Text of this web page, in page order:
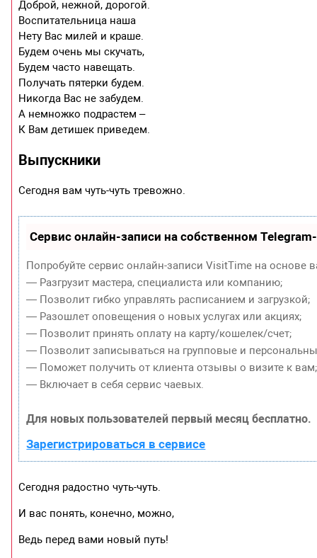
Доброй, нежной, дорогой.
Воспитательница наша
Нету Вас милей и краше.
Будем очень мы скучать,
Будем часто навещать.
Получать пятерки будем.
Никогда Вас не забудем.
А немножко подрастем –
К Вам детишек приведем.
Выпускники
Сегодня вам чуть-чуть тревожно.
Сервис онлайн-записи на собственном
Попробуйте сервис онлайн-записи VisitTime на основе
— Разгрузит мастера, специалиста или компанию;
— Позволит гибко управлять расписанием и загрузкой;
— Разошлет оповещения о новых услугах или акциях;
— Позволит принять оплату на карту/кошелек/счет;
— Позволит записываться на групповые и
— Поможет получить от клиента отзывы о визите к вам;
— Включает в себя сервис чаевых.
Для новых пользователей первый месяц бесплатно.
Зарегистрироваться в сервисе
Сегодня радостно чуть-чуть.
И вас понять, конечно, можно,
Ведь перед вами новый путь!